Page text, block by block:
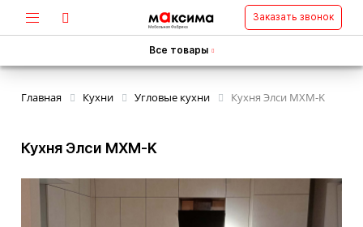
Заказать звонок
Все товары
Главная Кухни Угловые кухни Кухня Элси MXM-K
Кухня Элси MXM-K